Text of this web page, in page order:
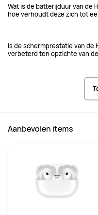
Wat is de batterijduur van de
hoe verhoudt deze zich tot
Is de schermprestatie van de
verbeterd ten opzichte van
Aanbevolen items